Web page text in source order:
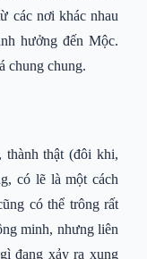
các nơi khác nhau
hưởng đến Mộc.
chung chung.
thành thật (đôi khi,
có lẽ là một cách
có thể trông rất
minh, nhưng liên
đang xảy ra xung